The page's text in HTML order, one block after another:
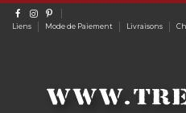
Liens Mode de Paiement Livraisons